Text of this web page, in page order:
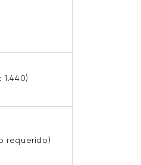
1.440)
requerido)